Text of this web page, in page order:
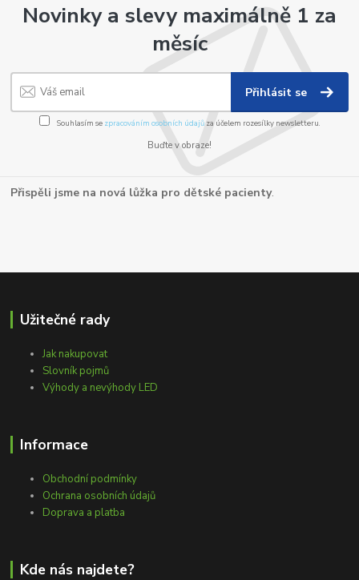
Novinky a slevy maximálně 1 za
měsíc
Přihlásit se
Souhlasím se zpracováním osobních údajůza účelem rozesílky newsletteru.
Buďte v obraze!
Přispěli jsme na nová lůžka pro dětské pacienty.
Užitečné rady
Jak nakupovat
Slovník pojmů
Výhody a nevýhody LED
Informace
Obchodní podmínky
Ochrana osobních údajů
Doprava a platba
Kde nás najdete?